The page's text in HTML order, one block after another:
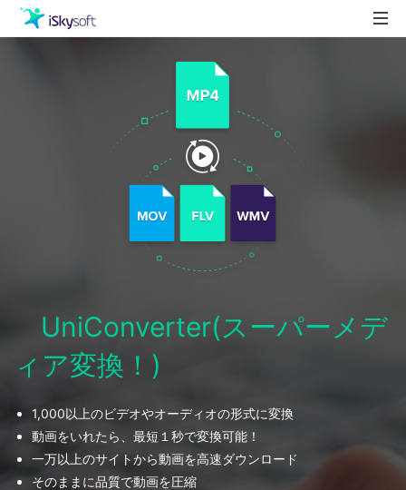
UniConverter(スーパーメデ
ィア変換！)
1,000以上のビデオやオーディオの形式に変換
動画をいれたら、最短１秒で変換可能！
一万以上のサイトから動画を高速ダウンロード
そのままに品質で動画を圧縮